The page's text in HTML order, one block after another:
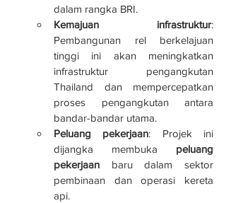
dalam rangka BRI.
Kemajuan infrastruktur:
Pembangunan rel berkelajuan
tinggi ini akan meningkatkan
infrastruktur pengangkutan
Thailand dan mempercepatkan
proses pengangkutan antara
bandar-bandar utama.
Peluang pekerjaan: Projek ini
dijangka membuka peluang
pekerjaan baru dalam sektor
pembinaan dan operasi kereta
api.